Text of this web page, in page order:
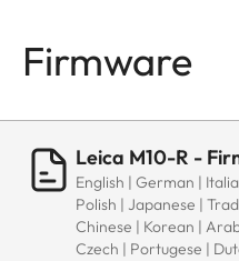
Firmware
Leica M10-R -
English | German |
Polish | Japanese |
Chinese | Korean |
Czech | Portugese |